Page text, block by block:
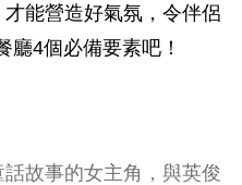
能營造好氣氛，令伴侶
廳4個必備要素吧！
故事的女主角，與英俊